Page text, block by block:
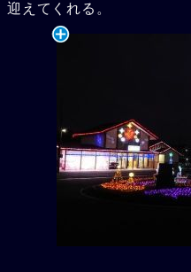
迎えてくれる。